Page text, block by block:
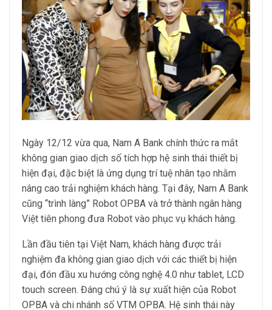
Ngày 12/12 vừa qua, Nam A Bank chính thức ra mắt
không gian giao dịch số tích hợp hệ sinh thái thiết bị
hiện đại, đặc biệt là ứng dụng trí tuệ nhân tạo nhằm
nâng cao trải nghiệm khách hàng. Tại đây, Nam A Bank
cũng “trình làng” Robot OPBA và trở thành ngân hàng
Việt tiên phong đưa Robot vào phục vụ khách hàng.
Lần đầu tiên tại Việt Nam, khách hàng được trải
nghiệm đa không gian giao dịch với các thiết bị hiện
đại, đón đầu xu hướng công nghệ 4.0 như tablet, LCD
touch screen. Đáng chú ý là sự xuất hiện của Robot
OPBA và chi nhánh số VTM OPBA. Hệ sinh thái này